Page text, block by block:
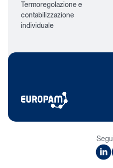
Termoregolazione e
contabilizzazione
individuale